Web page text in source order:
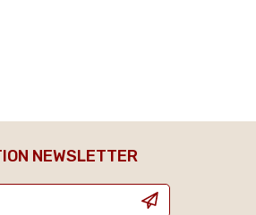
NEWSLETTER